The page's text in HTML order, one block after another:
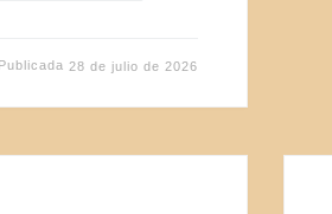
Publicada 28 de julio de 2026